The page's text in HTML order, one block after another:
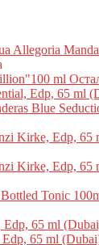
Allegoria
ml
Edp, 65 ml
Blue
Kirke, Edp, 65
Kirke, Edp, 65
Tonic
Edp, 65 ml
Edp, 65 ml